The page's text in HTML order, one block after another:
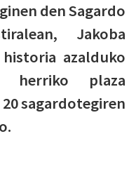
den Sagardo
Jakoba
azalduko
herriko plaza
sagardotegiren